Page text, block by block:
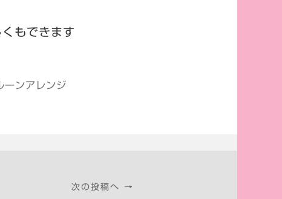
もできます
ンアレンジ
次の投稿へ →